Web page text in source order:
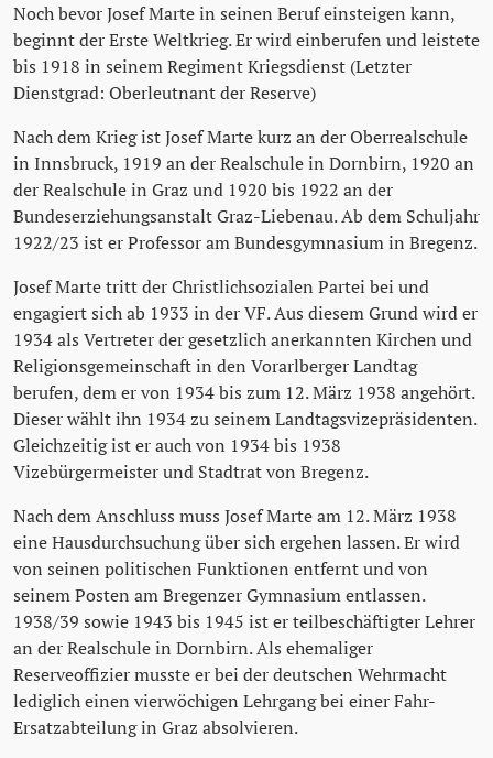
Noch bevor Josef Marte in seinen Beruf einsteigen kann,
beginnt der Erste Weltkrieg. Er wird einberufen und leistete
bis 1918 in seinem Regiment Kriegsdienst (Letzter
Dienstgrad: Oberleutnant der Reserve)
Nach dem Krieg ist Josef Marte kurz an der Oberrealschule
in Innsbruck, 1919 an der Realschule in Dornbirn, 1920 an
der Realschule in Graz und 1920 bis 1922 an der
Bundeserziehungsanstalt Graz-Liebenau. Ab dem Schuljahr
1922/23 ist er Professor am Bundesgymnasium in Bregenz.
Josef Marte tritt der Christlichsozialen Partei bei und
engagiert sich ab 1933 in der VF. Aus diesem Grund wird er
1934 als Vertreter der gesetzlich anerkannten Kirchen und
Religionsgemeinschaft in den Vorarlberger Landtag
berufen, dem er von 1934 bis zum 12. März 1938 angehört.
Dieser wählt ihn 1934 zu seinem Landtagsvizepräsidenten.
Gleichzeitig ist er auch von 1934 bis 1938
Vizebürgermeister und Stadtrat von Bregenz.
Nach dem Anschluss muss Josef Marte am 12. März 1938
eine Hausdurchsuchung über sich ergehen lassen. Er wird
von seinen politischen Funktionen entfernt und von
seinem Posten am Bregenzer Gymnasium entlassen.
1938/39 sowie 1943 bis 1945 ist er teilbeschäftigter Lehrer
an der Realschule in Dornbirn. Als ehemaliger
Reserveoffizier musste er bei der deutschen Wehrmacht
lediglich einen vierwöchigen Lehrgang bei einer Fahr-
Ersatzabteilung in Graz absolvieren.